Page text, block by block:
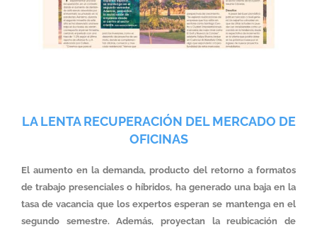
LA LENTA RECUPERACIÓN DEL MERCADO DE
OFICINAS
El aumento en la demanda, producto del retorno a formatos
de trabajo presenciales o híbridos, ha generado una baja en la
tasa de vacancia que los expertos esperan se mantenga en el
segundo semestre. Además, proyectan la reubicación de